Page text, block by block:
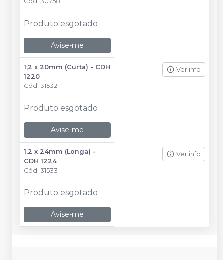
Produto esgotado
Avise-me
1,2 x 20mm (Curta) - CDH
1220
Cód. 31532
Ver info
Produto esgotado
Avise-me
1,2 x 24mm (Longa) -
CDH 1224
Cód. 31533
Ver info
Produto esgotado
Avise-me